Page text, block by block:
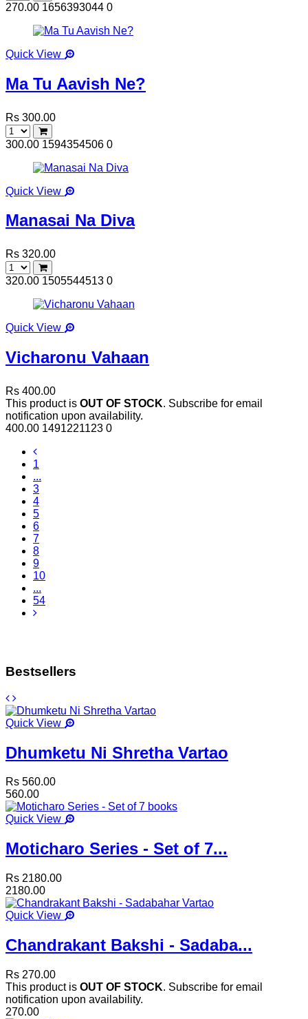
270.00 1656393044 0
Quick View
Ma Tu Aavish Ne?
Rs 300.00
300.00 1594354506 0
Quick View
Manasai Na Diva
Rs 320.00
320.00 1505544513 0
Quick View
Vicharonu Vahaan
Rs 400.00
This product is OUT OF STOCK. Subscribe for email
notification upon availability.
400.00 1491221123 0
1
...
3
4
5
6
7
8
9
10
...
54
Bestsellers
Quick View
Dhumketu Ni Shretha Vartao
Rs 560.00
560.00
Quick View
Moticharo Series - Set of 7...
Rs 2180.00
2180.00
Quick View
Chandrakant Bakshi - Sadaba...
Rs 270.00
This product is OUT OF STOCK. Subscribe for email
notification upon availability.
270.00